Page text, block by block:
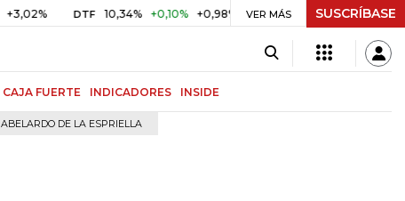
DTF 10,34% +0,10% +0,98% UVR $ 416,91 +$ 0,05 +0,01%
VER MÁS SUSCRÍBASE
CAJA FUERTE INDICADORES INSIDE
ABELARDO DE LA ESPRIELLA